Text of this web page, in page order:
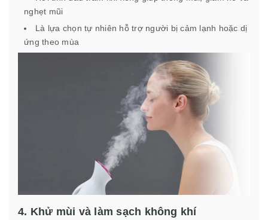
nghẹt mũi
Là lựa chọn tự nhiên hỗ trợ người bị cảm lạnh hoặc dị
ứng theo mùa
4. Khử mùi và làm sạch không khí